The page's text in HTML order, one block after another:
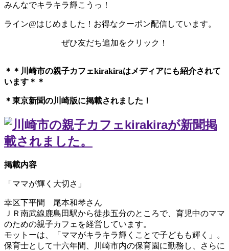
みんなでキラキラ輝こうっ！
ライン@はじめました！お得なクーポン配信しています。
ぜひ友だち追加をクリック！
＊＊川崎市の親子カフェkirakiraは メディアにも紹介されて
います＊＊
＊東京新聞の川崎版に掲載されました！
掲載内容
「ママが輝く大切さ」
幸区下平間 尾本和琴さん
ＪＲ南武線鹿島田駅から徒歩五分のところで、育児中のママ
のための親子カフェを経営しています。
モットーは、「ママがキラキラ輝くことで子どもも輝く」。
保育士として十六年間、川崎市内の保育園に勤務し、さらに